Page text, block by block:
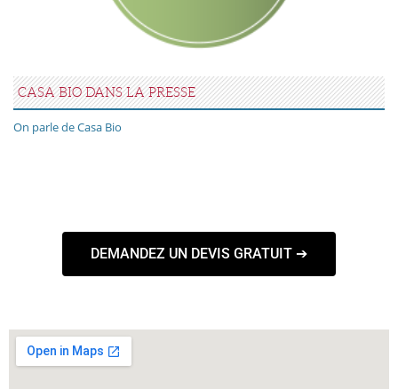
CASA BIO DANS LA PRESSE
On parle de Casa Bio
DEMANDEZ UN DEVIS GRATUIT ➔